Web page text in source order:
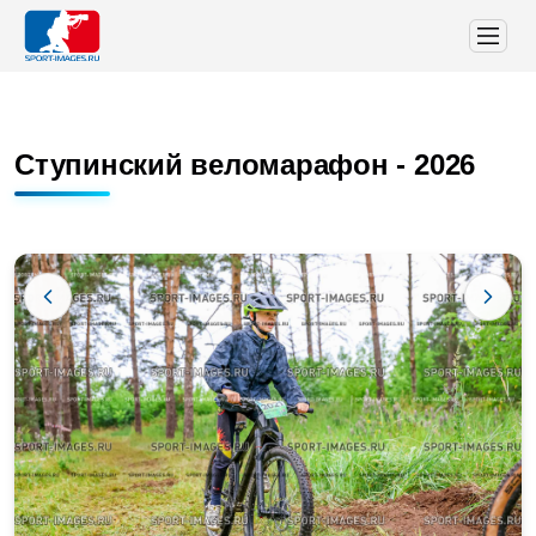
Ступинский веломарафон - 2026